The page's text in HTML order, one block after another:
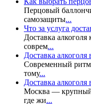
Перцовый
самозащиты...
Что за услуга
Доставка
соврем...
Доставка
Современный ритм
тому...
Доставка
Москва —
где жи...